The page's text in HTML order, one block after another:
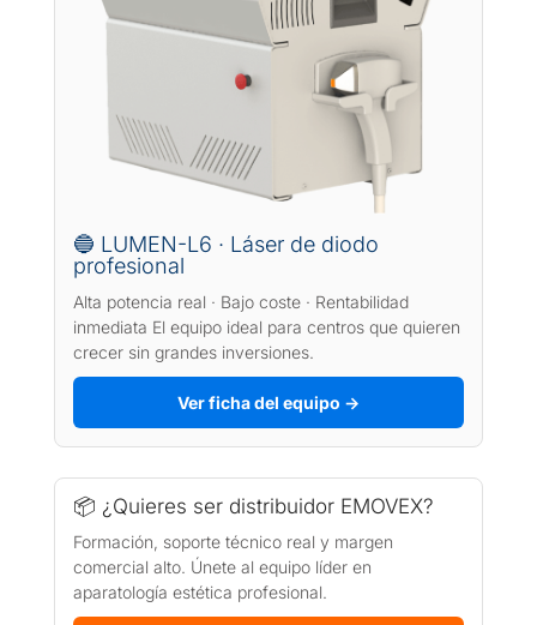
🔵 LUMEN-L6 · Láser de diodo
profesional
Alta potencia real · Bajo coste · Rentabilidad
inmediata El equipo ideal para centros que quieren
crecer sin grandes inversiones.
Ver ficha del equipo →
📦 ¿Quieres ser distribuidor EMOVEX?
Formación, soporte técnico real y margen
comercial alto. Únete al equipo líder en
aparatología estética profesional.